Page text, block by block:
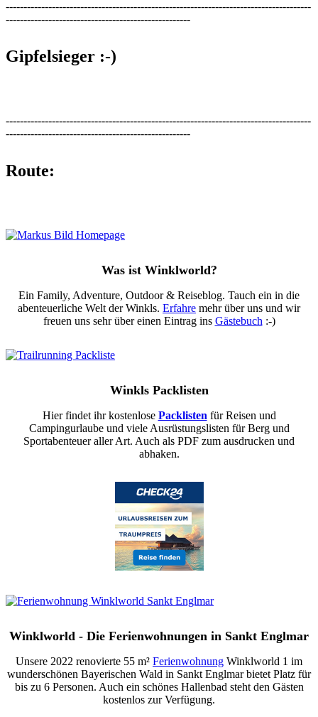
--------------------------------------------------------------------------------------
----------------------------------------------------
Gipfelsieger :-)
--------------------------------------------------------------------------------------
----------------------------------------------------
Route:
Was ist Winklworld?
Ein Family, Adventure, Outdoor & Reiseblog. Tauch ein in die
abenteuerliche Welt der Winkls. Erfahre mehr über uns und wir
freuen uns sehr über einen Eintrag ins Gästebuch :-)
Winkls Packlisten
Hier findet ihr kostenlose Packlisten für Reisen und
Campingurlaube und viele Ausrüstungslisten für Berg und
Sportabenteuer aller Art. Auch als PDF zum ausdrucken und
abhaken.
Winklworld - Die Ferienwohnungen in Sankt Englmar
Unsere 2022 renovierte 55 m² Ferienwohnung Winklworld 1 im
wunderschönen Bayerischen Wald in Sankt Englmar bietet Platz für
bis zu 6 Personen. Auch ein schönes Hallenbad steht den Gästen
kostenlos zur Verfügung.